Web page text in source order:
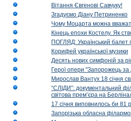
Вітання Євгенові Савчуку!
Згадуємо Діану Петриненко
Чому Моцарта можна
Кінець епохи Костелу. Як
ПОГЛЯД: Український балет
Корифей української музики
Десять нових симфоній за
Герої опери "Запорожець
Мирослав Вантух 18 січня
“СЛІДИ”: документальний
світова прем’єра на
17 січня виповнилось би 81
Запорізька обласна